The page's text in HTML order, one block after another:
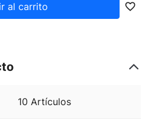
al carrito favorite_border
10 Artículos